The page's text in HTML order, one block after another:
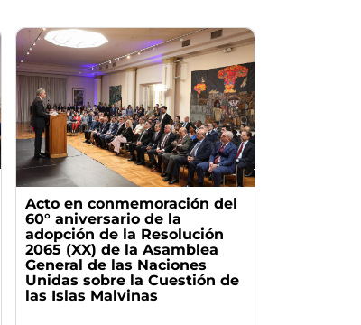
Acto en conmemoración del
60° aniversario de la
adopción de la Resolución
2065 (XX) de la Asamblea
General de las Naciones
Unidas sobre la Cuestión de
las Islas Malvinas